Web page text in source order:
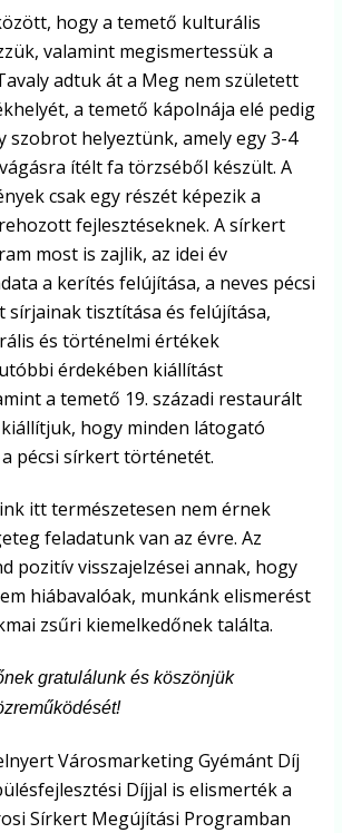
hogy a temető kulturális
valamint megismertessük a
adtuk át a Meg nem született
a temető kápolnája elé pedig
szobrot helyeztünk, amely egy 3-4
ítélt fa törzséből készült. A
csak egy részét képezik a
fejlesztéseknek. A sírkert
most is zajlik, az idei év
a kerítés felújítása, a neves pécsi
sírjainak tisztítása és felújítása,
és történelmi értékek
érdekében kiállítást
a temető 19. századi restaurált
hogy minden látogató
pécsi sírkert történetét.
itt természetesen nem érnek
feladatunk van az évre. Az
pozitív visszajelzései annak, hogy
hiábavalóak, munkánk elismerést
zsűri kiemelkedőnek találta.
gratulálunk és köszönjük
Városmarketing Gyémánt Díj
Díjjal is elismerték a
Sírkert Megújítási Programban